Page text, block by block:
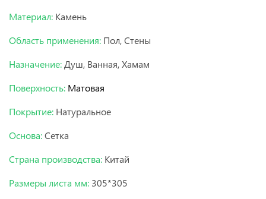
Материал: Камень
Область применения: Пол, Стены
Назначение:Душ, Ванная, Хамам
Поверхность: Матовая
Покрытие: Натуральное
Основа:Сетка
Страна производства: Китай
Размеры листа мм: 305*305